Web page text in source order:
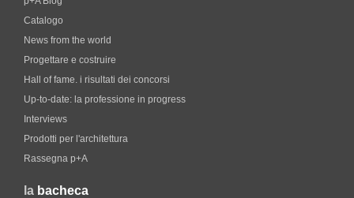
Catalogo
News from the world
Progettare e costruire
Hall of fame. i risultati dei concorsi
Up-to-date: la professione in progress
Interviews
Prodotti per l'architettura
Rassegna p+A
la bacheca